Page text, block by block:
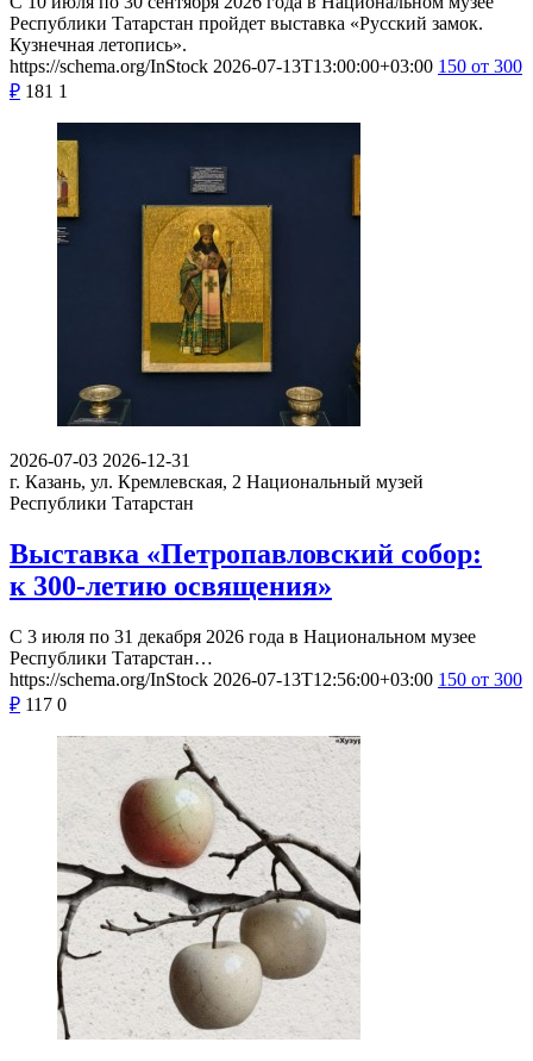
Республики Татарстан пройдет выставка «Русский замок.
Кузнечная летопись».
https://schema.org/InStock 2026-07-13T13:00:00+03:00 150 от 300
₽ 181 1
2026-07-03 2026-12-31
г. Казань, ул. Кремлевская, 2 Национальный музей
Республики Татарстан
Выставка «Петропавловский собор:
к 300-летию освящения»
С 3 июля по 31 декабря 2026 года в Национальном музее
Республики Татарстан…
https://schema.org/InStock 2026-07-13T12:56:00+03:00 150 от 300
₽ 117 0